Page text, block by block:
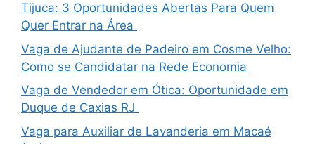
Tijuca: 3 Oportunidades Abertas Para Quem
Quer Entrar na Área
Vaga de Ajudante de Padeiro em Cosme Velho:
Como se Candidatar na Rede Economia
Vaga de Vendedor em Ótica: Oportunidade em
Duque de Caxias RJ
Vaga para Auxiliar de Lavanderia em Macaé